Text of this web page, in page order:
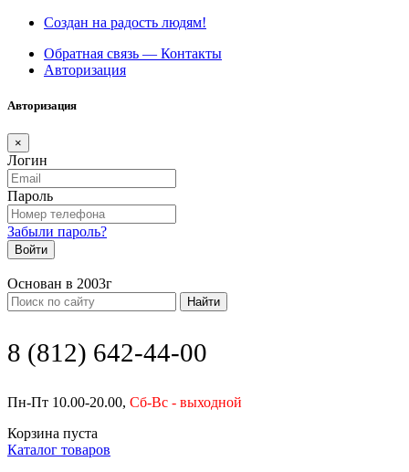
Создан на радость людям!
Обратная связь — Контакты
Авторизация
Авторизация
×
Логин
Пароль
Забыли пароль?
Войти
Основан в 2003г
Найти
8 (812) 642-44-00
Пн-Пт 10.00-20.00, Сб-Вс - выходной
Корзина пуста
Каталог товаров